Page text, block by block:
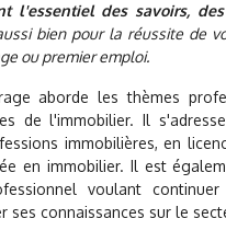
l'essentiel des savoirs,
bien pour la réussite de
ou premier emploi.
aborde les thèmes
de l'immobilier. Il
immobilières, en
en immobilier. Il est
voulant
ses connaissances sur le